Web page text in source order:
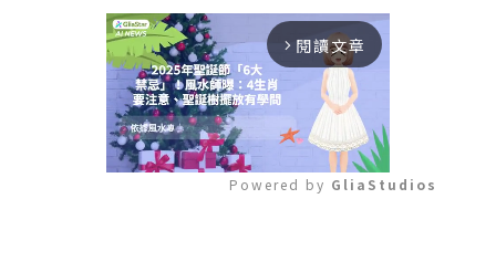
arrow_forward_ios 閱讀文章
Powered by GliaStudios